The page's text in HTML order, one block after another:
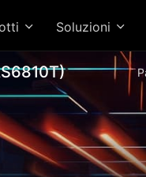
Soluzioni